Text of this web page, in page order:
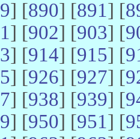
] [890] [891] [
] [902] [903] [
] [914] [915] [
] [926] [927] [
] [938] [939] [
] [950] [951] [